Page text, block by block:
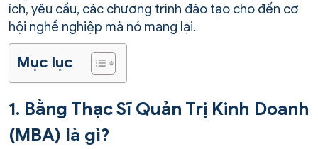
ích, yêu cầu, các chương trình đào tạo cho đến cơ
hội nghề nghiệp mà nó mang lại.
Mục lục
1. Bằng Thạc Sĩ Quản Trị Kinh Doanh
(MBA) là gì?